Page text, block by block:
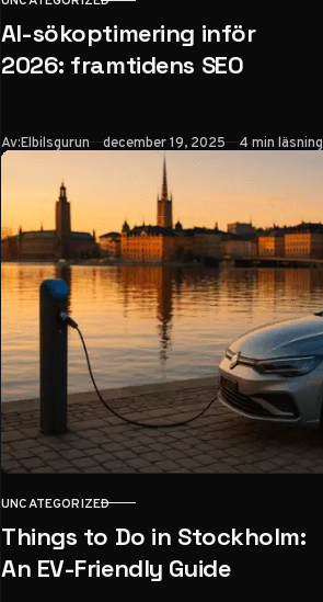
KATEGORI
AI-sökoptimering inför
2026: framtidens SEO
Av:Elbilsgurun Publicerad
december 19, 2025 4 min läsning
KATEGORI
UNCATEGORIZED
Things to Do in Stockholm:
An EV-Friendly Guide